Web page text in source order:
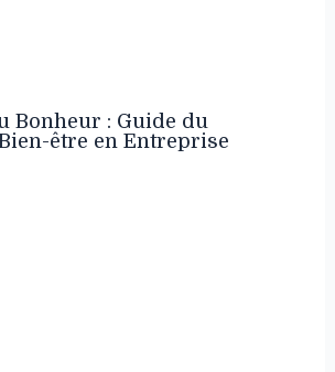
Bonheur : Guide du
être en Entreprise